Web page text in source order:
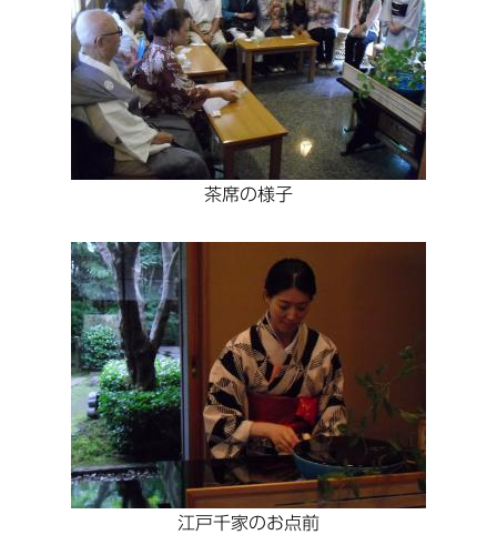
茶席の様子
江戸千家のお点前